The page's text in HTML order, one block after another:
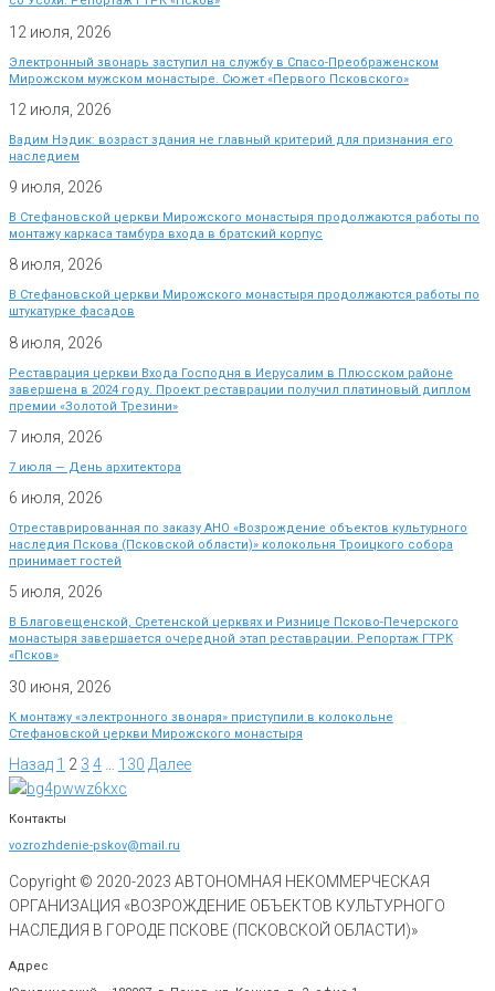
12 июля, 2026
Электронный звонарь заступил на службу в Спасо-Преображенском
Мирожском мужском монастыре. Сюжет «Первого Псковского»
12 июля, 2026
Вадим Нэдик: возраст здания не главный критерий для признания его
наследием
9 июля, 2026
В Стефановской церкви Мирожского монастыря продолжаются работы по
монтажу каркаса тамбура входа в братский корпус
8 июля, 2026
В Стефановской церкви Мирожского монастыря продолжаются работы по
штукатурке фасадов
8 июля, 2026
Реставрация церкви Входа Господня в Иерусалим в Плюсском районе
завершена в 2024 году. Проект реставрации получил платиновый диплом
премии «Золотой Трезини»
7 июля, 2026
7 июля — День архитектора
6 июля, 2026
Отреставрированная по заказу АНО «Возрождение объектов культурного
наследия Пскова (Псковской области)» колокольня Троицкого собора
принимает гостей
5 июля, 2026
В Благовещенской, Сретенской церквях и Ризнице Псково-Печерского
монастыря завершается очередной этап реставрации. Репортаж ГТРК
«Псков»
30 июня, 2026
К монтажу «электронного звонаря» приступили в колокольне
Стефановской церкви Мирожского монастыря
Назад 1 2 3 4 130 Далее
Контакты
vozrozhdenie-pskov@mail.ru
Copyright © 2020-2023 АВТОНОМНАЯ НЕКОММЕРЧЕСКАЯ
ОРГАНИЗАЦИЯ «ВОЗРОЖДЕНИЕ ОБЪЕКТОВ КУЛЬТУРНОГО
НАСЛЕДИЯ В ГОРОДЕ ПСКОВЕ (ПСКОВСКОЙ ОБЛАСТИ)»
Адрес